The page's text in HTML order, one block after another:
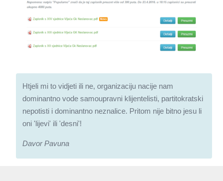
Htjeli mi to vidjeti ili ne, organizaciju nacije nam
dominantno vode samoupravni klijentelisti, partitokratski
nepotisti i dominantno neznalice. Pritom nije bitno jesu li
oni 'lijevi' ili 'desni'!
Davor Pavuna